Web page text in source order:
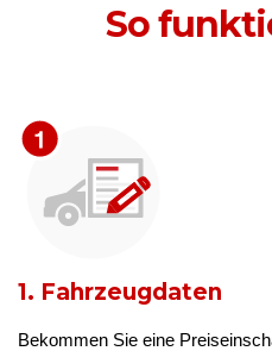
So
1. Fahrzeugdaten
Bekommen Sie eine